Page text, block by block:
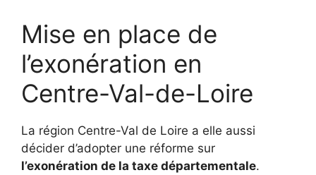
Mise en place de
l’exonération en
Centre-Val-de-Loire
La région Centre-Val de Loire a elle aussi
décider d’adopter une réforme sur
l’exonération de la taxe départementale.